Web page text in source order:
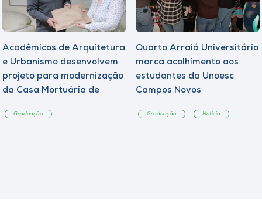
Acadêmicos de Arquitetura
e Urbanismo desenvolvem
projeto para modernização
da Casa Mortuária de
Graduação
Quarto Arraiá Universitário
marca acolhimento aos
estudantes da Unoesc
Campos Novos
Graduação Notícia